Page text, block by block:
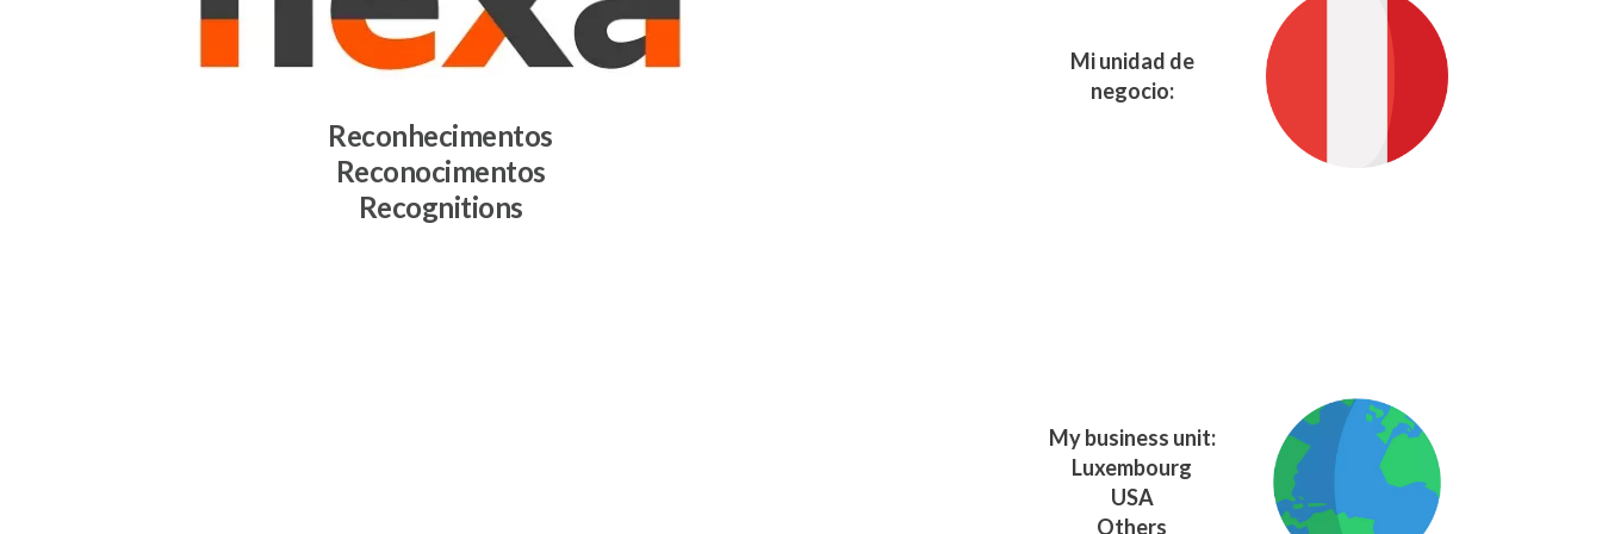
Reconhecimentos
Reconocimentos
Recognitions
Mi unidad de
negocio:
My business unit:
Luxembourg
USA
Others